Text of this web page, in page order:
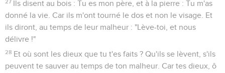
27 Ils disent au bois : Tu es mon père, et à la pierre : Tu m'as
donné la vie. Car ils m'ont tourné le dos et non le visage. Et
ils diront, au temps de leur malheur : "Lève-toi, et nous
délivre !"
28 Et où sont les dieux que tu t'es faits ? Qu'ils se lèvent, s'ils
peuvent te sauver au temps de ton malheur. Car tes dieux, ô